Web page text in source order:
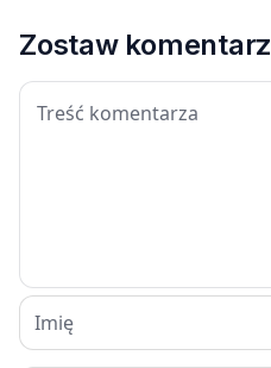
Zostaw komentarz